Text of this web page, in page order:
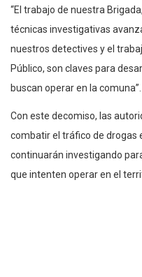
“El trabajo de nuestra
técnicas investigativas
nuestros detectives y el
Público, son claves para
buscan operar en la comuna”.
Con este decomiso, las
combatir el tráfico de drogas
continuarán investigando
que intenten operar en el